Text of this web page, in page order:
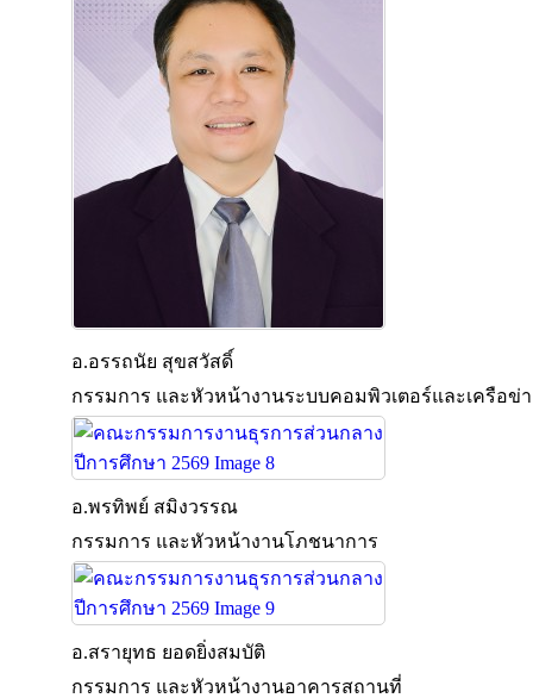
อ.อรรถนัย สุขสวัสดิ์
กรรมการ และหัวหน้างานระบบคอมพิวเตอร์และเครือข่
อ.พรทิพย์ สมิงวรรณ
กรรมการ และหัวหน้างานโภชนาการ
อ.สรายุทธ ยอดยิ่งสมบัติ
กรรมการ และหัวหน้างานอาคารสถานที่